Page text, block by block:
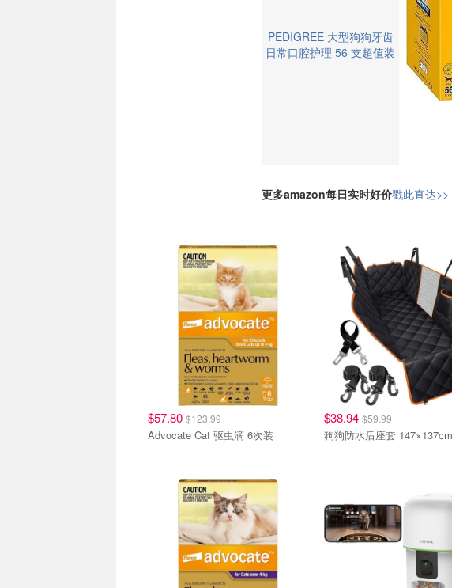
PEDIGREE 大型狗狗牙齿
日常口腔护理 56 支超值装
更多amazon每日实时好价戳此直达>>
$57.80 $123.99
Advocate Cat 驱虫滴 6次装
$38.94$59.99
狗狗防水后座套 147×137cm